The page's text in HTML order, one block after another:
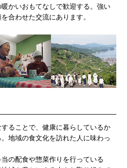
かいおもてなしで歓迎する。強い
合わせた交流にあります。
ることで、健康に暮らしているか
地域の食文化を訪れた人に味わっ
の配食や惣菜作りを行っている